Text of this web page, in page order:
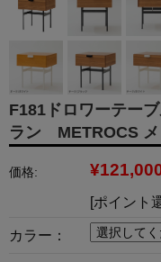
F181ドロワーテー
ラン METROCS メ
価格:
[ポイント
カラー：